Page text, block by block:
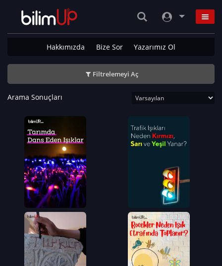
Hakkımızda Bize Sor Yazarımız Ol
Filtrelemeyi Aç
Arama Sonuçları